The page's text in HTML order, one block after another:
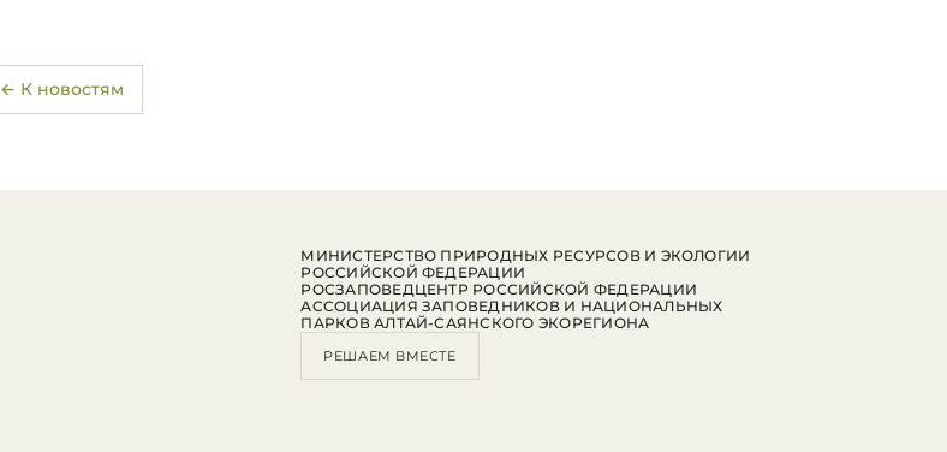
← К новостям
МИНИСТЕРСТВО ПРИРОДНЫХ РЕСУРСОВ И ЭКОЛОГИИ
РОССИЙСКОЙ ФЕДЕРАЦИИ
РОСЗАПОВЕДЦЕНТР РОССИЙСКОЙ ФЕДЕРАЦИИ
АССОЦИАЦИЯ ЗАПОВЕДНИКОВ И НАЦИОНАЛЬНЫХ
ПАРКОВ АЛТАЙ-САЯНСКОГО ЭКОРЕГИОНА
РЕШАЕМ ВМЕСТЕ